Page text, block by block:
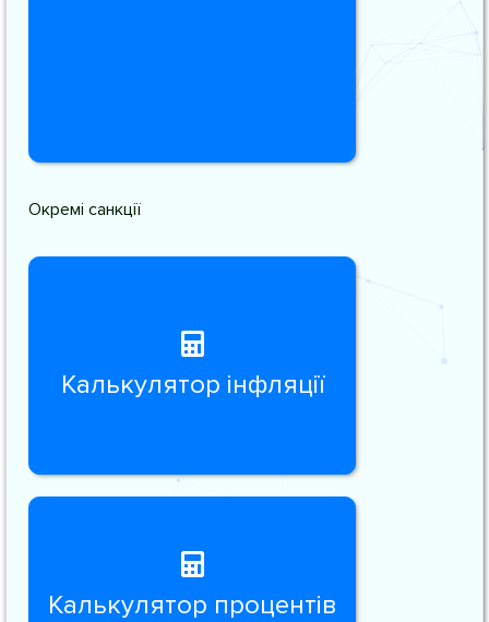
Окремі санкції
Калькулятор інфляції
Калькулятор процентів